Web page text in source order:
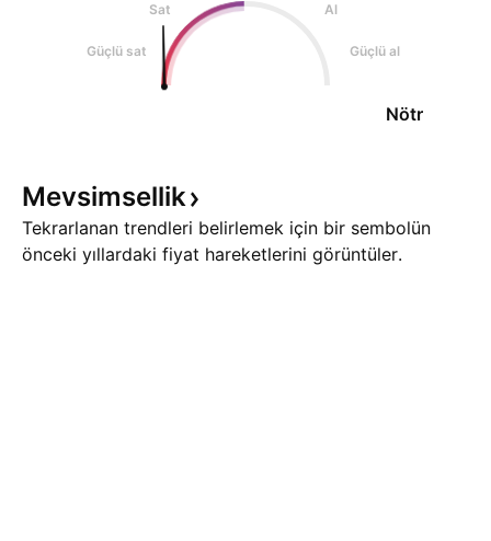
Sat
Al
Güçlü sat Güçlü al
Nötr
Mevsimsellik
Tekrarlanan trendleri belirlemek için bir sembolün
önceki yıllardaki fiyat hareketlerini görüntüler.